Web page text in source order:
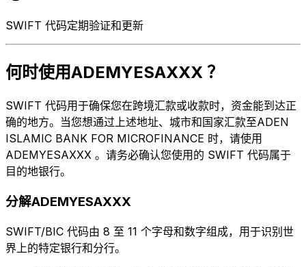
SWIFT 代码定期验证和更新
何时使用ADEMYESAXXX ？
SWIFT 代码用于确保您在跨境汇款或收款时，资金能到达正
确的地方。当您想通过上述地址、城市和国家汇款至ADEN
ISLAMIC BANK FOR MICROFINANCE 时，请使用
ADEMYESAXXX 。请务必确认您使用的 SWIFT 代码属于
目的地银行。
分解ADEMYESAXXX
SWIFT/BIC 代码由 8 至 11 个字母和数字组成，用于识别世
界上的特定银行和分行。